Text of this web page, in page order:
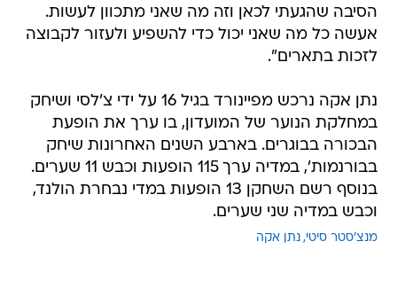
הסיבה שהגעתי לכאן וזה מה שאני מתכוון לעשות.
אעשה כל מה שאני יכול כדי להשפיע ולעזור לקבוצה
לזכות בתארים".
נתן אקה נרכש מפיינורד בגיל 16 על ידי צ'לסי ושיחק
במחלקת הנוער של המועדון, בו ערך את הופעת
הבכורה בבוגרים. בארבע השנים האחרונות שיחק
בבורנמות', במדיה ערך 115 הופעות וכבש 11 שערים.
בנוסף רשם השחקן 13 הופעות במדי נבחרת הולנד,
וכבש במדיה שני שערים.
מנצ'סטר סיטי נתן אקה